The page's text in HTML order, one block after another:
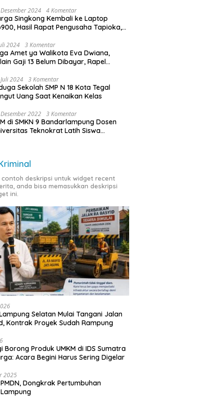
2024 4 Komentar
Singkong Kembali ke Laptop
Hasil Rapat Pengusaha Tapioka,
2024 3 Komentar
Amet ya Walikota Eva Dwiana,
Gaji 13 Belum Dibayar, Rapel
2024 3 Komentar
Sekolah SMP N 18 Kota Tegal
Uang Saat Kenaikan Kelas
2022 3 Komentar
di SMKN 9 Bandarlampung Dosen
Teknokrat Latih Siswa
contoh deskripsi untuk widget recent
anda bisa memasukkan deskripsi
ini.
Selatan Mulai Tangani Jalan
Kontrak Proyek Sudah Rampung
Borong Produk UMKM di IDS Sumatra
Acara Begini Harus Sering Digelar
2025
Dongkrak Pertumbuhan